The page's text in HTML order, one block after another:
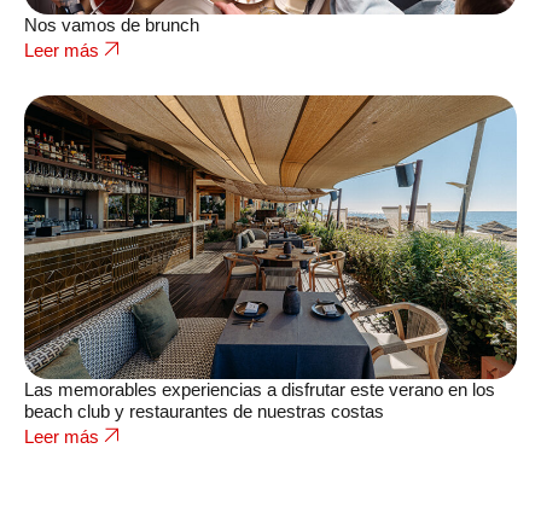
Nos vamos de brunch
Leer más
Las memorables experiencias a disfrutar este verano en los
beach club y restaurantes de nuestras costas
Leer más